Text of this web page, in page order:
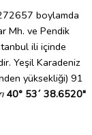
boylamda
Mh. ve Pendik
ili içinde
Yeşil Karadeniz
yüksekliği) 91
40° 53´ 38.6520"